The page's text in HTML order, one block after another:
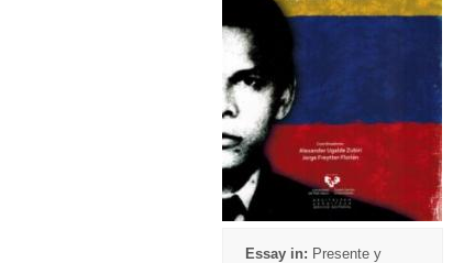
Essay in: Presente y